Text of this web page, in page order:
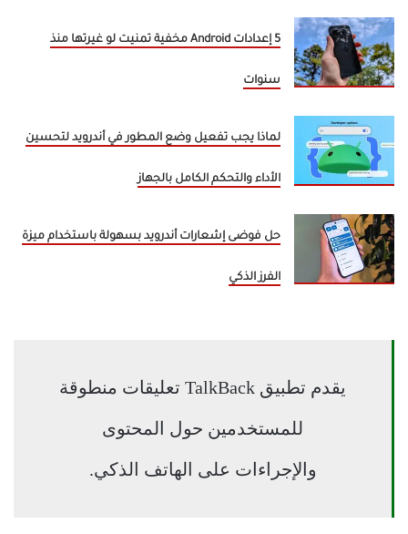
5 إعدادات Android مخفية تمنيت لو غيرتها منذ
سنوات
لماذا يجب تفعيل وضع المطور في أندرويد لتحسين
الأداء والتحكم الكامل بالجهاز
حل فوضى إشعارات أندرويد بسهولة باستخدام ميزة
الفرز الذكي
يقدم تطبيق TalkBack تعليقات منطوقة
للمستخدمين حول المحتوى
والإجراءات على الهاتف الذكي.